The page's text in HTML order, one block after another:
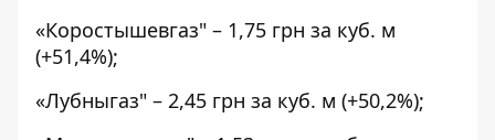
«Коростышевгаз" – 1,75 грн за куб. м
(+51,4%);
«Лубныгаз" – 2,45 грн за куб. м (+50,2%);